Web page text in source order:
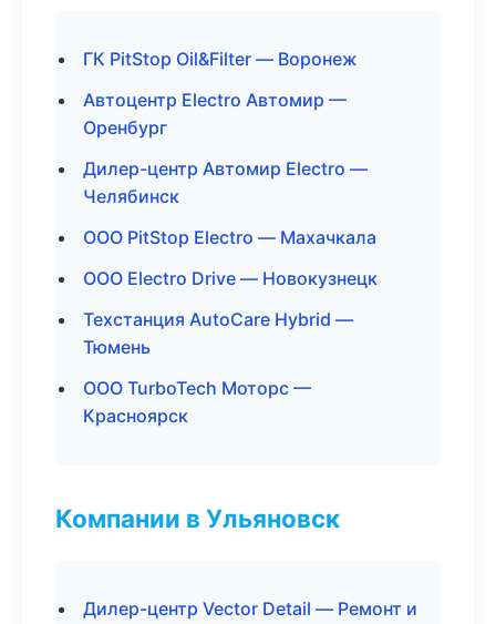
ГК PitStop Oil&Filter — Воронеж
Автоцентр Electro Автомир —
Оренбург
Дилер-центр Автомир Electro —
Челябинск
ООО PitStop Electro — Махачкала
ООО Electro Drive — Новокузнецк
Техстанция AutoCare Hybrid —
Тюмень
ООО TurboTech Моторс —
Красноярск
Компании в Ульяновск
Дилер-центр Vector Detail — Ремонт и